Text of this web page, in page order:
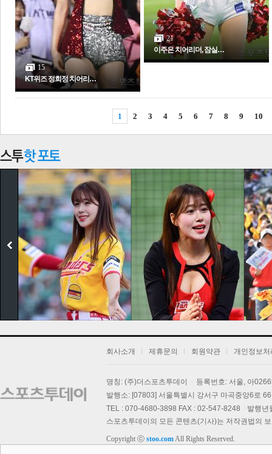
15
KT위즈 정희정 치어리…
21
이주은 치어리더, 잠실…
1 2 3 4 5 6 7 8 9 10
회사소개 제휴문의 회원약관 개인정보처
명칭: (주)더스포츠투데이
등록번호: 서울, 아
발행소: [07803] 서울특별시 강서구 마곡중앙6로
TEL : 070-4680-3898 FAX : 02-547-8248
발행년
스포츠투데이의 모든 콘텐츠(기사)는 저작권법의
Copyright ⓒ stoo.comAll Rights Reserved.